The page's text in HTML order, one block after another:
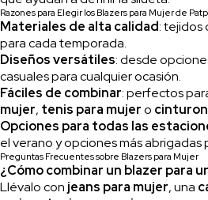
Razones para Elegir los Blazers para Mujer de
Materiales de alta calidad: tejidos
para cada temporada.
Diseños versátiles: desde
casuales para cualquier ocasión.
Fáciles de combinar: perfectos
mujer, tenis para mujero
Opciones para todas las
el verano y opciones más abrigadas
Preguntas Frecuentes sobre Blazers para Mujer
¿Cómo combinar un blazer para
Llévalo con jeans para mujer, una